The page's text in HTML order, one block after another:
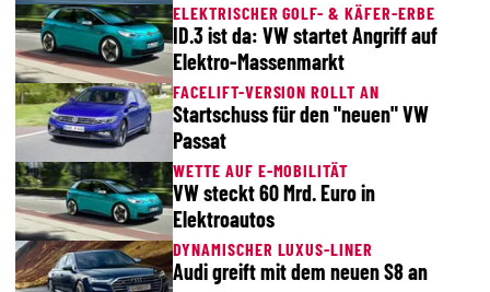
ELEKTRISCHER GOLF- & KÄFER-ERBE
ID.3 ist da: VW startet Angriff auf
Elektro-Massenmarkt
FACELIFT-VERSION ROLLT AN
Startschuss für den "neuen" VW
Passat
WETTE AUF E-MOBILITÄT
VW steckt 60 Mrd. Euro in
Elektroautos
DYNAMISCHER LUXUS-LINER
Audi greift mit dem neuen S8 an